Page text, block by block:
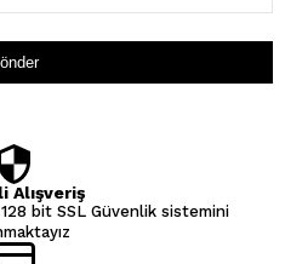
Alışveriş
bit SSL Güvenlik sistemini